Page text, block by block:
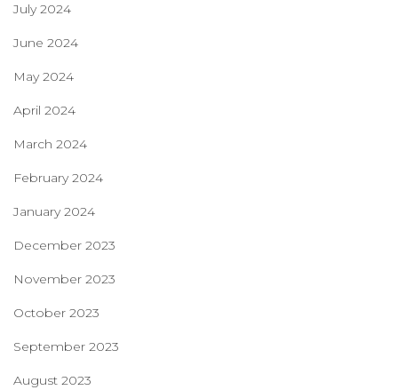
July 2024
June 2024
May 2024
April 2024
March 2024
February 2024
January 2024
December 2023
November 2023
October 2023
September 2023
August 2023